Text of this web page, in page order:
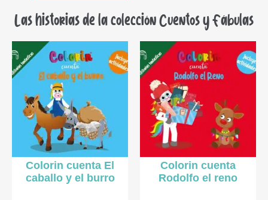
Las historias de la colección Cuentos y Fábulas
Colorin cuenta El
caballo y el burro
Colorin cuenta
Rodolfo el reno